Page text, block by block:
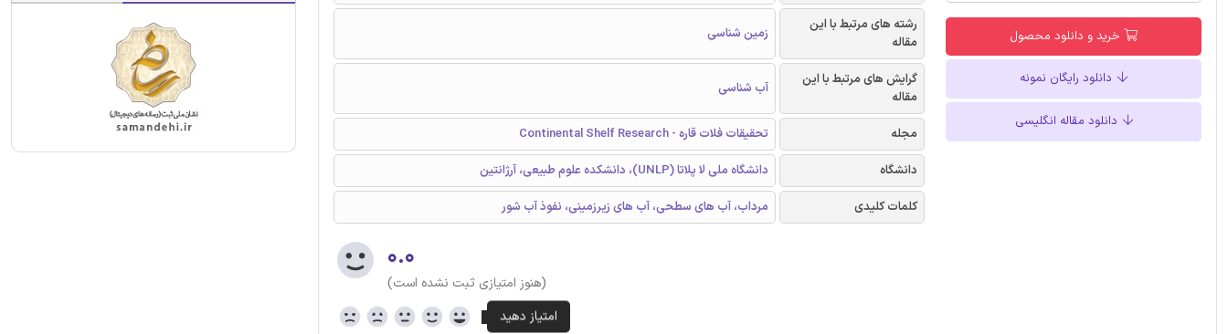
خرید و دانلود محصول
دانلود رایگان نمونه
دانلود مقاله انگلیسی
رشته های مرتبط با این
مقاله
زمین شناسی
گرایش های مرتبط با این
مقاله
آب شناسی
مجله
تحقیقات فلات قاره - Continental Shelf Research
دانشگاه
دانشگاه ملی لا پلاتا (UNLP)، دانشکده علوم طبیعی، آرژانتین
کلمات کلیدی
مرداب، آب های سطحی، آب های زیرزمینی، نفوذ آب شور
۰.۰
(هنوز امتیازی ثبت نشده است)